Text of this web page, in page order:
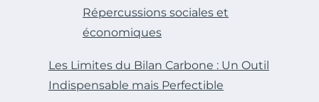
Répercussions sociales et
économiques
Les Limites du Bilan Carbone : Un Outil
Indispensable mais Perfectible